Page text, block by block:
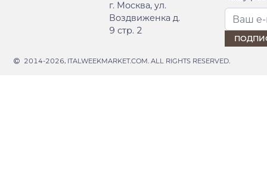
г. Москва, ул.
Воздвиженка д.
9 стр. 2
2014-2026, ITALWEEKMARKET.COM. ALL RIGHTS RESERVED.